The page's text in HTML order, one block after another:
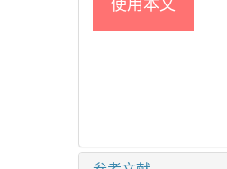
使用本文